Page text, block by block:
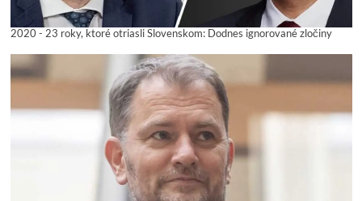
2020 - 23 roky, ktoré otriasli Slovenskom: Dodnes ignorované zločiny